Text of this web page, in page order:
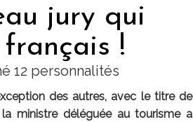
jury qui
!
12 personnalités
des autres, avec le titre de
ministre déléguée au tourisme a